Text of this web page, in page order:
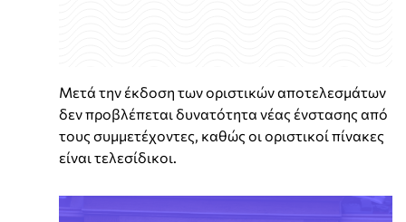
Μετά την έκδοση των οριστικών αποτελεσμάτων
δεν προβλέπεται δυνατότητα νέας ένστασης από
τους συμμετέχοντες, καθώς οι οριστικοί πίνακες
είναι τελεσίδικοι.